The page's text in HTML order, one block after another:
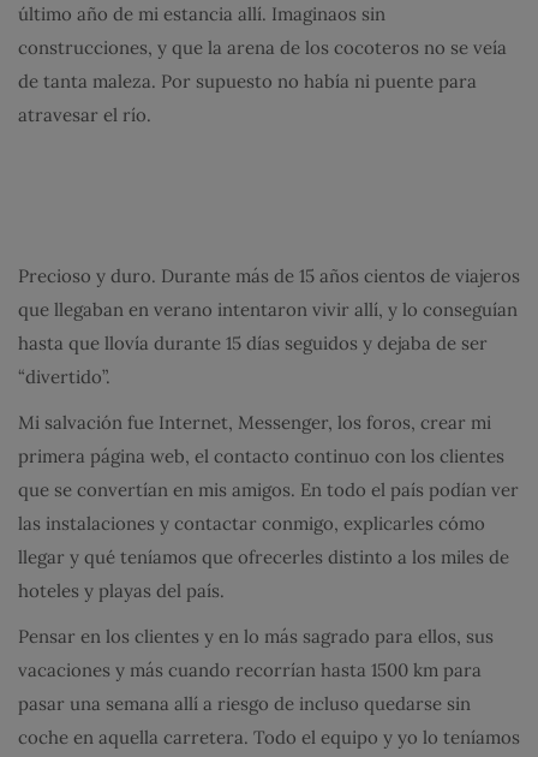
último año de mi estancia allí. Imaginaos sin
construcciones, y que la arena de los cocoteros no se veía
de tanta maleza. Por supuesto no había ni puente para
atravesar el río.
Precioso y duro. Durante más de 15 años cientos de viajeros
que llegaban en verano intentaron vivir allí, y lo conseguían
hasta que llovía durante 15 días seguidos y dejaba de ser
“divertido”.
Mi salvación fue Internet, Messenger, los foros, crear mi
primera página web, el contacto continuo con los clientes
que se convertían en mis amigos. En todo el país podían ver
las instalaciones y contactar conmigo, explicarles cómo
llegar y qué teníamos que ofrecerles distinto a los miles de
hoteles y playas del país.
Pensar en los clientes y en lo más sagrado para ellos, sus
vacaciones y más cuando recorrían hasta 1500 km para
pasar una semana allí a riesgo de incluso quedarse sin
coche en aquella carretera. Todo el equipo y yo lo teníamos